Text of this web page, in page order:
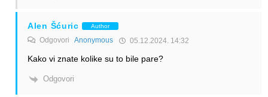
Alen Šćuric Author
Odgovori Anonymous 05.12.2024. 14:32
Kako vi znate kolike su to bile pare?
Odgovori